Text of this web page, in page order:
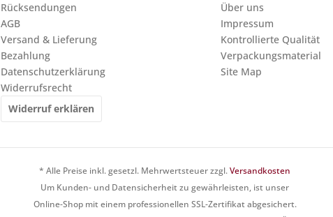
Rücksendungen
AGB
Versand & Lieferung
Bezahlung
Datenschutzerklärung
Widerrufsrecht
Widerruf erklären
Über uns
Impressum
Kontrollierte Qualität
Verpackungsmaterial
Site Map
* Alle Preise inkl. gesetzl. Mehrwertsteuer zzgl.Versandkosten
Um Kunden- und Datensicherheit zu gewährleisten, ist unser
Online-Shop mit einem professionellen SSL-Zertifikat abgesichert.